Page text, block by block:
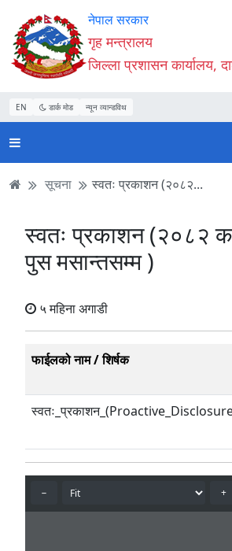
Accessibility
Mode
सुरु
गर्नुहोस्
सामाग्री
पढ्नुहाेस्
नेभिगेसन
पढ्नुहाेस्
वेबसाइट
खोजमा
जानुहोस्
नेपाल सरकार
गृह मन्त्रालय
जिल्ला प्रशासन कार्यालय,
EN डार्क मोड न्यून व्यान्डविथ
सूचना स्वतः प्रकाशन (२०८२...
स्वतः प्रकाशन (२०८२
पुस मसान्तसम्म )
५ महिना अगाडी
फाईलको नाम / शिर्षक